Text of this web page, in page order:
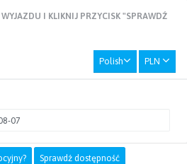
I KLIKNIJ PRZYCISK "SPRAWDŹ
Polish PLN
Sprawdź dostępność